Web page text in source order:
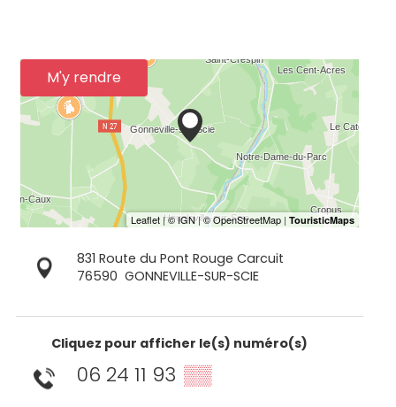
M'y rendre
831 Route du Pont Rouge Carcuit
76590 GONNEVILLE-SUR-SCIE
Cliquez pour afficher le(s) numéro(s)
06 24 11 93 ▒▒